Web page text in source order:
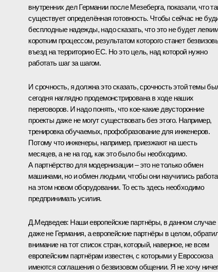
внутренних дел Германии после Мезеберга, показали, что
существует определённая готовность. Чтобы сейчас не
бесплодные надежды, надо сказать, что это не будет
коротким процессом, результатом которого станет
въезд на территорию ЕС. Но это цель, над которой нужно
работать шаг за шагом.
И срочность, я должна это сказать, срочность этой темы
сегодня наглядно продемонстрирована в ходе наших
переговоров. И надо понять, что кое‑какие двусторонние
проекты даже не могут существовать без этого. Например,
тренировка обучаемых, профобразование для инженеров.
Потому что инженеры, например, приезжают на шесть
месяцев, а не на год, как это было бы необходимо.
А партнёрство для модернизации – это не только обмен
машинами, но и обмен людьми, чтобы они научились
на этом новом оборудовании. То есть здесь необходимо
предпринимать усилия.
Д.Медведев: Наши европейские партнёры, в данном случае
даже не Германия, а европейские партнёры в целом,
внимание на тот список стран, который, наверное, не всем
европейским партнёрам известен, с которыми у Евросоюза
имеются соглашения о безвизовом общении. Я не хочу